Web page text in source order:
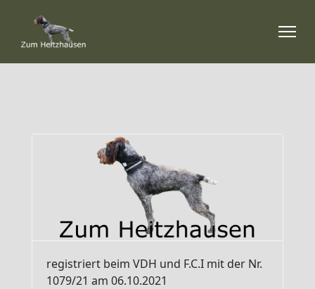
registriert beim VDH und F.C.I mit der Nr.
1079/21 am 06.10.2021